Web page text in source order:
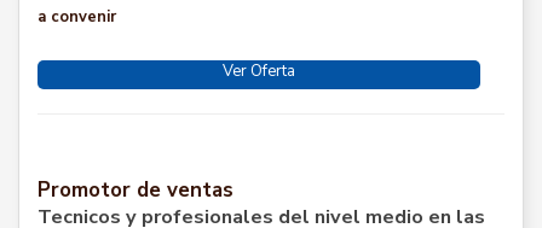
a convenir
Ver Oferta
Promotor de ventas
Tecnicos y profesionales del nivel medio en las